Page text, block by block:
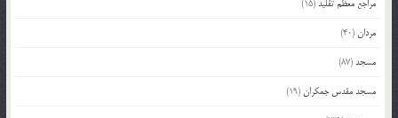
مراجع معظم تقلید(15)
مردان(40)
مسجد(87)
مسجد مقدس جمکران(19)